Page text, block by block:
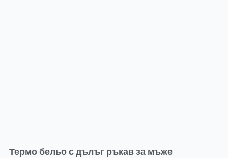
Термо бельо с дълъг ръкав за мъже